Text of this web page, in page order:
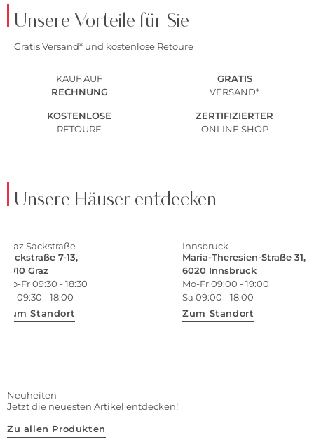
Unsere Vorteile für Sie
Gratis Versand* und kostenlose Retoure
KAUF AUF
RECHNUNG
GRATIS
VERSAND*
KOSTENLOSE
RETOURE
ZERTIFIZIERTER
ONLINE SHOP
Unsere Häuser entdecken
Graz Sackstraße
Sackstraße 7-13,
8010 Graz
Mo-Fr 09:30 - 18:30
Sa 09:30 - 18:00
Zum Standort
Innsbruck
Maria-Theresien-Straße 31,
6020 Innsbruck
Mo-Fr 09:00 - 19:00
Sa 09:00 - 18:00
Zum Standort
Neuheiten
Jetzt die neuesten Artikel entdecken!
Zu allen Produkten